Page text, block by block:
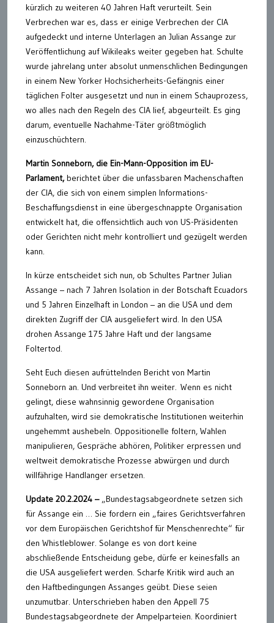
kürzlich zu weiteren 40 Jahren Haft verurteilt. Sein
Verbrechen war es, dass er einige Verbrechen der CIA
aufgedeckt und interne Unterlagen an Julian Assange zur
Veröffentlichung auf Wikileaks weiter gegeben hat. Schulte
wurde jahrelang unter absolut unmenschlichen Bedingungen
in einem New Yorker Hochsicherheits-Gefängnis einer
täglichen Folter ausgesetzt und nun in einem Schauprozess,
wo alles nach den Regeln des CIA lief, abgeurteilt. Es ging
darum, eventuelle Nachahme-Täter größtmöglich
einzuschüchtern.
Martin Sonneborn, die Ein-Mann-Opposition im EU-
Parlament,berichtet über die unfassbaren Machenschaften
der CIA, die sich von einem simplen Informations-
Beschaffungsdienst in eine übergeschnappte Organisation
entwickelt hat, die offensichtlich auch von US-Präsidenten
oder Gerichten nicht mehr kontrolliert und gezügelt werden
kann.
In kürze entscheidet sich nun, ob Schultes Partner Julian
Assange – nach 7 Jahren Isolation in der Botschaft Ecuadors
und 5 Jahren Einzelhaft in London – an die USA und dem
direkten Zugriff der CIA ausgeliefert wird. In den USA
drohen Assange 175 Jahre Haft und der langsame
Foltertod.
Seht Euch diesen aufrüttelnden Bericht von Martin
Sonneborn an. Und verbreitet ihn weiter. Wenn es nicht
gelingt, diese wahnsinnig gewordene Organisation
aufzuhalten, wird sie demokratische Institutionen weiterhin
ungehemmt aushebeln. Oppositionelle foltern, Wahlen
manipulieren, Gespräche abhören, Politiker erpressen und
weltweit demokratische Prozesse abwürgen und durch
willfährige Handlanger ersetzen.
Update 20.2.2024 –„Bundestagsabgeordnete setzen sich
für Assange ein … Sie fordern ein „faires Gerichtsverfahren
vor dem Europäischen Gerichtshof für Menschenrechte“ für
den Whistleblower. Solange es von dort keine
abschließende Entscheidung gebe, dürfe er keinesfalls an
die USA ausgeliefert werden. Scharfe Kritik wird auch an
den Haftbedingungen Assanges geübt. Diese seien
unzumutbar. Unterschrieben haben den Appell 75
Bundestagsabgeordnete der Ampelparteien. Koordiniert